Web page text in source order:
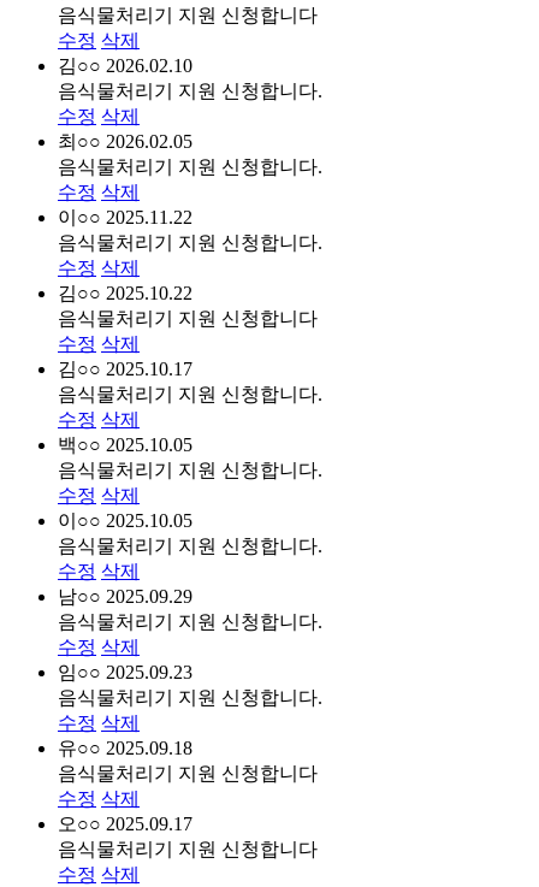
음식물처리기 지원 신청합니다
수정 삭제
김○○ 2026.02.10
음식물처리기 지원 신청합니다.
수정 삭제
최○○ 2026.02.05
음식물처리기 지원 신청합니다.
수정 삭제
이○○ 2025.11.22
음식물처리기 지원 신청합니다.
수정 삭제
김○○ 2025.10.22
음식물처리기 지원 신청합니다
수정 삭제
김○○ 2025.10.17
음식물처리기 지원 신청합니다.
수정 삭제
백○○ 2025.10.05
음식물처리기 지원 신청합니다.
수정 삭제
이○○ 2025.10.05
음식물처리기 지원 신청합니다.
수정 삭제
남○○ 2025.09.29
음식물처리기 지원 신청합니다.
수정 삭제
임○○ 2025.09.23
음식물처리기 지원 신청합니다.
수정 삭제
유○○ 2025.09.18
음식물처리기 지원 신청합니다
수정 삭제
오○○ 2025.09.17
음식물처리기 지원 신청합니다
수정 삭제